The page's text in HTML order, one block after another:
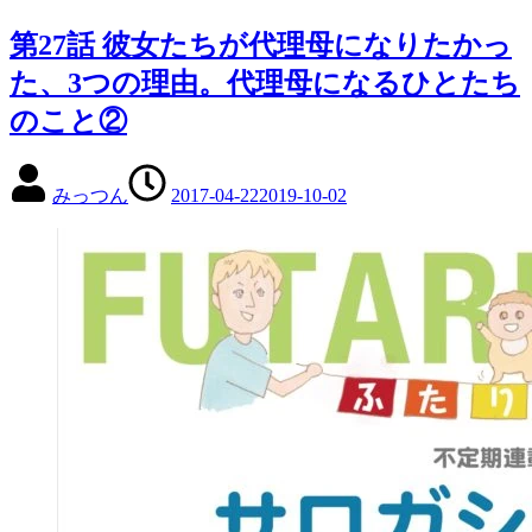
第27話 彼女たちが代理母になりたかっ
た、3つの理由。代理母になるひとたち
のこと②
みっつん 2017-04-222019-10-02